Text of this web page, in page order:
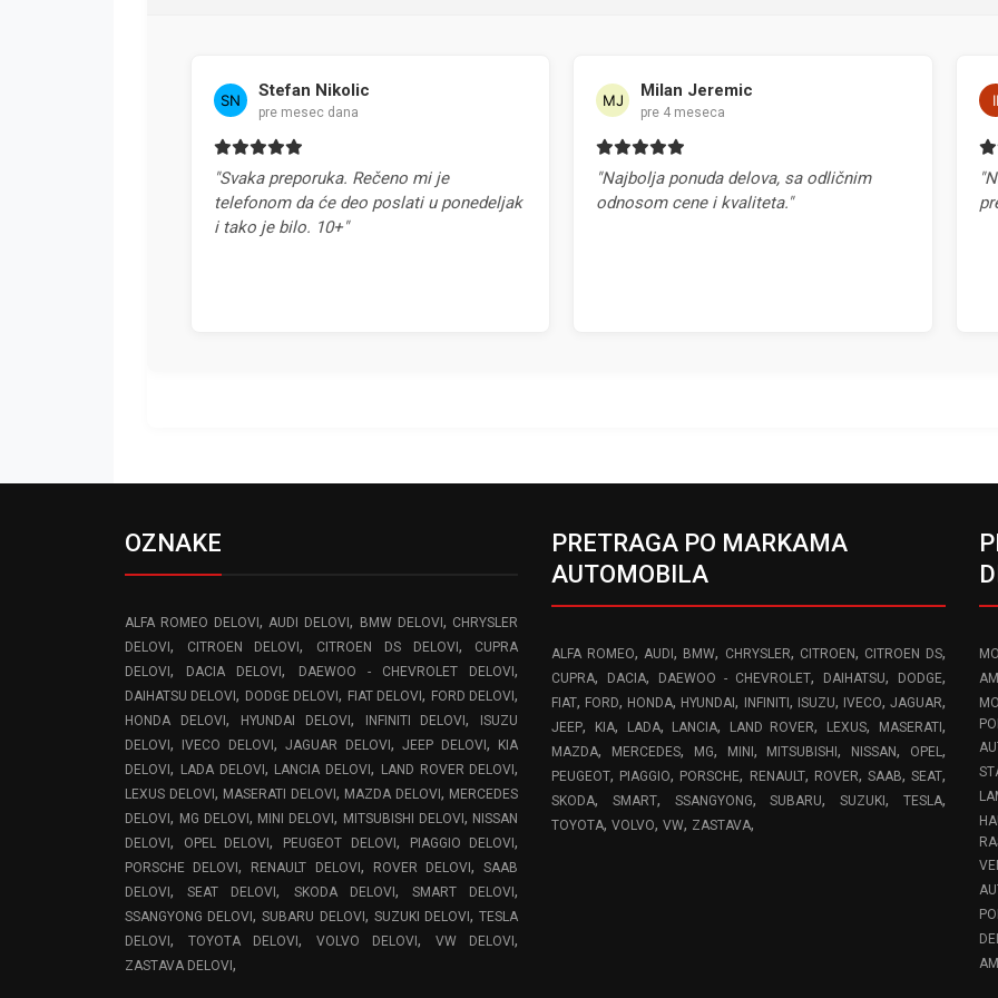
Stefan Nikolic
pre mesec dana
"Svaka preporuka. Rečeno mi je
telefonom da će deo poslati u ponedeljak
i tako je bilo. 10+"
Milan Jeremic
pre 4 meseca
"Najbolja ponuda delova, sa odličnim
odnosom cene i kvaliteta."
Ilija
pre 4
"Najbrža
OZNAKE
ALFA ROMEO DELOVI ,AUDI DELOVI, BMW DELOVI , CHRYSLER
DELOVI , CITROEN DELOVI, CITROEN DS DELOVI ,
CUPRA
DELOVI , DACIA DELOVI, DAEWOO - CHEVROLET DELOVI,
DAIHATSU DELOVI, DODGE DELOVI, FIAT DELOVI, FORD DELOVI,
HONDA DELOVI , HYUNDAI DELOVI , INFINITI DELOVI,
ISUZU
DELOVI , IVECO DELOVI ,JAGUAR DELOVI ,JEEP DELOVI ,
KIA
DELOVI , LADA DELOVI , LANCIA DELOVI, LAND ROVER DELOVI,
LEXUS DELOVI , MASERATI DELOVI , MAZDA DELOVI , MERCEDES
DELOVI , MG DELOVI , MINI DELOVI, MITSUBISHI DELOVI , NISSAN
DELOVI , OPEL DELOVI, PEUGEOT DELOVI , PIAGGIO DELOVI,
PORSCHE DELOVI, RENAULT DELOVI , ROVER DELOVI,SAAB
DELOVI ,SEAT DELOVI, SKODA DELOVI ,SMART DELOVI,
SSANGYONG DELOVI,SUBARU DELOVI , SUZUKI DELOVI,TESLA
DELOVI , TOYOTA DELOVI, VOLVO DELOVI, VW DELOVI,
ZASTAVA DELOVI ,
PRETRAGA PO MARKAMA
AUTOMOBILA
ALFA ROMEO,AUDI, BMW, CHRYSLER, CITROEN, CITROEN DS,
CUPRA, DACIA, DAEWOO - CHEVROLET, DAIHATSU, DODGE,
FIAT, FORD, HONDA, HYUNDAI, INFINITI , ISUZU, IVECO, JAGUAR,
JEEP, KIA, LADA, LANCIA, LAND ROVER, LEXUS, MASERATI ,
MAZDA, MERCEDES, MG, MINI , MITSUBISHI, NISSAN, OPEL,
PEUGEOT, PIAGGIO, PORSCHE, RENAULT, ROVER, SAAB, SEAT,
SKODA, SMART, SSANGYONG,SUBARU,SUZUKI, TESLA,
TOYOTA,VOLVO,VW, ZASTAVA,